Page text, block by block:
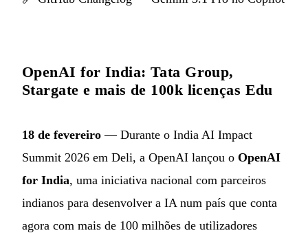
OpenAI for India: Tata Group,
Stargate e mais de 100k licenças Edu
18 de fevereiro — Durante o India AI Impact
Summit 2026 em Deli, a OpenAI lançou o OpenAI
for India, uma iniciativa nacional com parceiros
indianos para desenvolver a IA num país que conta
agora com mais de 100 milhões de utilizadores